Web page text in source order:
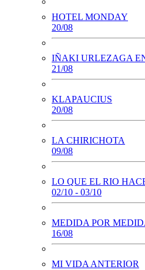
HOTEL MONDAY
20/08
IÑAKI URLEZAGA
21/08
KLAPAUCIUS
20/08
LA CHIRICHOTA
09/08
LO QUE EL RIO
02/10 - 03/10
MEDIDA POR
16/08
MI VIDA ANTERIOR